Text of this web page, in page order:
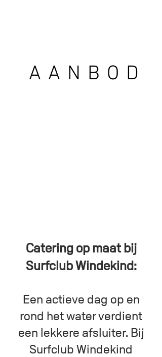
AANBOD
Catering op maat bij
Surfclub Windekind:
Een actieve dag op en
rond het water verdient
een lekkere afsluiter. Bij
Surfclub Windekind